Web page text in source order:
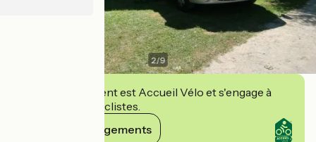
2/9
Cet établissement est Accueil Vélo et s'engage à
accueillir des cyclistes.
Voir ses engagements